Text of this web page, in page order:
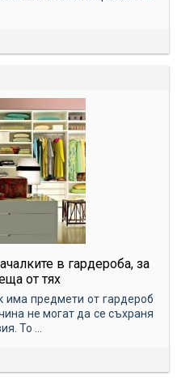
в гардероба, за
от тях
има предмети от гардероб
не могат да се съхраня
То ...